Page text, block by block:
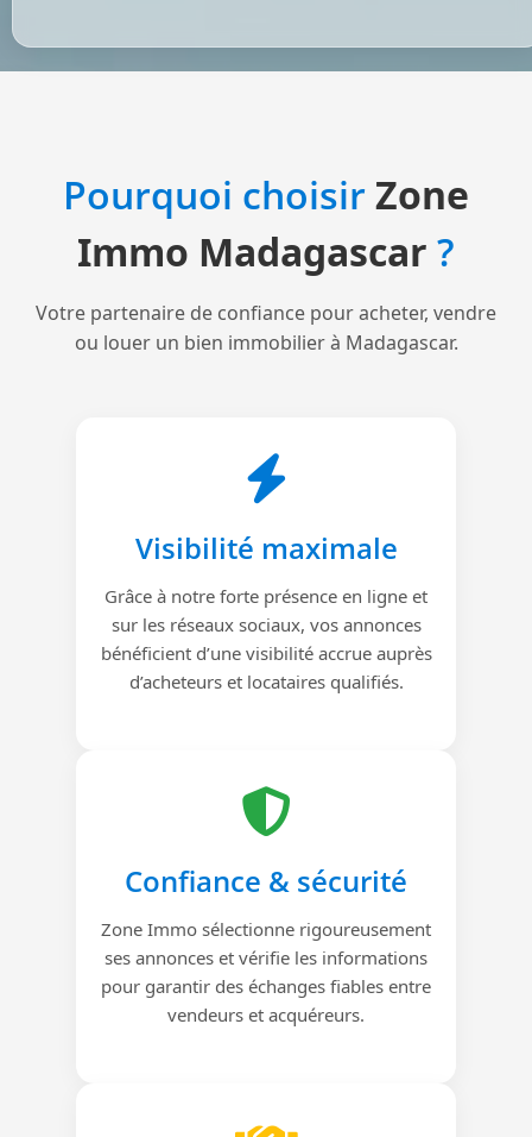
Pourquoi choisirZone
Immo Madagascar ?
Votre partenaire de confiance pour acheter, vendre
ou louer un bien immobilier à Madagascar.
Visibilité maximale
Grâce à notre forte présence en ligne et
sur les réseaux sociaux, vos annonces
bénéficient d’une visibilité accrue auprès
d’acheteurs et locataires qualifiés.
Confiance & sécurité
Zone Immo sélectionne rigoureusement
ses annonces et vérifie les informations
pour garantir des échanges fiables entre
vendeurs et acquéreurs.